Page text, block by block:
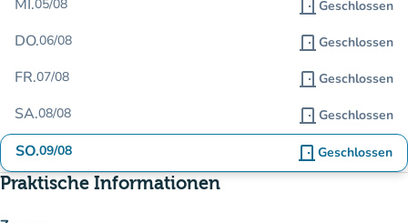
MI.05/08 door_front Geschlossen
DO.06/08 door_front Geschlossen
FR.07/08 door_front Geschlossen
SA.08/08 door_front Geschlossen
SO.09/08 door_front Geschlossen
Praktische Informationen